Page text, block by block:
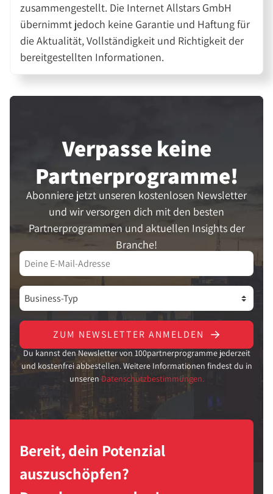
zusammengestellt. Die Internet Allstars GmbH
übernimmt jedoch keine Garantie und Haftung für
die Aktualität, Vollständigkeit und Richtigkeit der
bereitgestellten Informationen.
Verpasse keine
Partner­programme!
Abonniere jetzt unseren kostenlosen Newsletter
und wir versorgen dich mit den besten
Partnerprogrammen und aktuellen Insights der
Branche!
ZUM NEWSLETTER ANMELDEN
Du kannst den Newsletter von 100partnerprogramme jederzeit
und kostenfrei abbestellen. Weitere Informationen findest du in
unseren Datenschutzbestimmungen.
Bereit, dein Potenzial
auszuschöpfen?